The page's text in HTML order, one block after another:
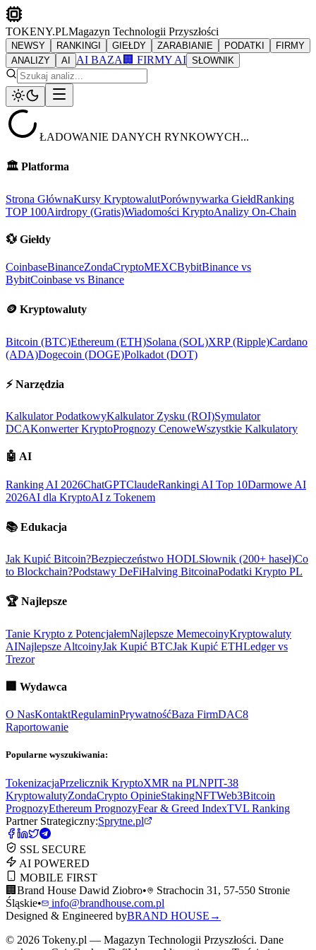
TOKENY.PLMagazyn Technologii Przyszłości
NEWSY RANKINGI GIEŁDY ZARABIANIE PODATKI
FIRMY
ANALIZY
AI AI BAZA 🏢 FIRMY AI SŁOWNIK
ŁADOWANIE DANYCH RYNKOWYCH...
🏛️ Platforma
Strona GłównaKursy KryptowalutPorównywarka GiełdRanking
TOP 100Airdropy (Gratis)Wiadomości KryptoAnalizy On-Chain
💱 Giełdy
CoinbaseBinanceZondaCryptoMEXCBybitBinance vs
BybitCoinbase vs Binance
🪙 Kryptowaluty
Bitcoin (BTC)Ethereum (ETH)Solana (SOL)XRP (Ripple)Cardano
(ADA)Dogecoin (DOGE)Polkadot (DOT)
⚡ Narzędzia
Kalkulator PodatkowyKalkulator Zysku (ROI)Symulator
DCAKonwerter KryptoPrognozy CenoweWszystkie Kalkulatory
🤖 AI
Ranking AI 2026ChatGPTClaudeRankingi AI Top 10Darmowe AI
2026AI dla KryptoAI z Tokenem
📚 Edukacja
Jak Kupić Bitcoin?Bezpieczeństwo HODLSłownik (200+ haseł)Co
to Blockchain?Podstawy DeFiHalving BitcoinaPodatki Krypto PL
🏆 Najlepsze
Tanie Krypto z PotencjałemNajlepsze MemecoinyKryptowaluty
AINajlepsze AltcoinyJak Kupić BTCJak Kupić ETHLedger vs
Trezor
🏢 Wydawca
O NasKontaktRegulaminPrywatnośćBaza FirmDAC8
Raportowanie
Popularne wyszukiwania:
TokenizacjaPrzelicznik KryptoXMR na PLNPIT-38
KryptowalutyZondaCrypto OpinieStakingNFTWeb3Bitcoin
PrognozyEthereum PrognozyFear & Greed IndexTVL Ranking
Partner Strategiczny:Sprytne.pl
SSL SECURE
AI POWERED
MOBILE FIRST
🏢 Brand House Dawid Ziobro•
Strachocin 31, 57-550 Stronie
Śląskie•
info@brandhouse.com.pl
Designed & Engineered byBRAND HOUSE →
© 2026 Tokeny.pl — Magazyn Technologii Przyszłości. Dane